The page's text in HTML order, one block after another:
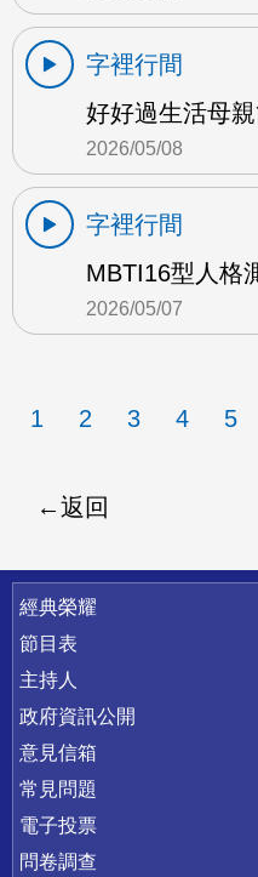
字裡行間
好好過生活母
2026/05/08
字裡行間
MBTI16型人格
2026/05/07
1 2 3 4 5
返回
快速連結
經典榮耀
節目表
主持人
政府資訊公開
意見信箱
常見問題
電子投票
問卷調查